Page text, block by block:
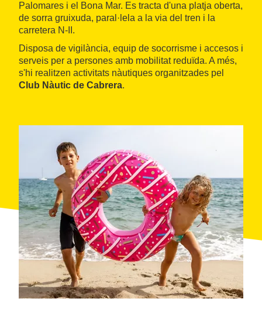
Palomares i el Bona Mar. Es tracta d'una platja oberta,
de sorra gruixuda, paral·lela a la via del tren i la
carretera N-II.
Disposa de vigilància, equip de socorrisme i accesos i
serveis per a persones amb mobilitat reduïda. A més,
s'hi realitzen activitats nàutiques organitzades pel
Club Nàutic de Cabrera.